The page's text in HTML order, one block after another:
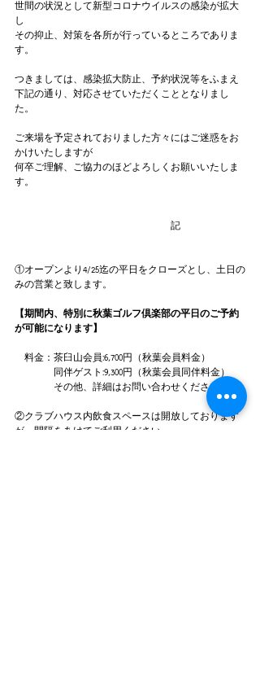
世間の状況として新型コロナウイルスの感染が拡大
し
その抑止、対策を各所が行っているところでありま
す。
つきましては、感染拡大防止、予約状況等をふまえ
下記の通り、対応させていただくこととなりまし
た。
ご来場を予定されておりました方々にはご迷惑をお
かけいたしますが
何卒ご理解、ご協力のほどよろしくお願いいたしま
す。
記
①オープンより4/25迄の平日をクローズとし、土日の
みの営業と致します。
【期間内、特別に秋葉ゴルフ倶楽部の平日のご予約
が可能になります】
料金：茶臼山会員:6,700円（秋葉会員料金）
同伴ゲスト:9,300円（秋葉会員同伴料金）
その他、詳細はお問い合わせください
②クラブハウス内飲食スペースは開放しております
が、間隔をあけてご利用ください。